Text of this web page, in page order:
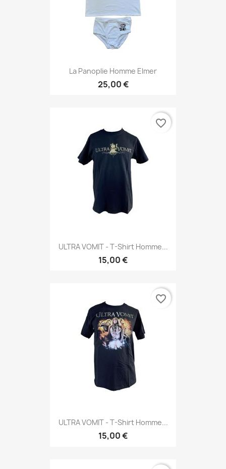
La Panoplie Homme Elmer
25,00 €
ULTRA VOMIT - T-Shirt Homme...
15,00 €
favorite_border
ULTRA VOMIT - T-Shirt Homme...
15,00 €
favorite_border